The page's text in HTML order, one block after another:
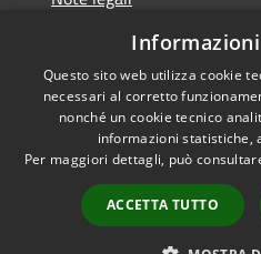
Dichiarazione di accessibilità
Accessibilità
Questo sito web utilizza cookie
necessari al corretto
nonché un cookie tecnico
informazioni statistiche,
Per maggiori dettagli, può
ACCETTA TUTTO